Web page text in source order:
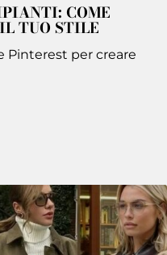
COME
TUO STILE
Pinterest per creare